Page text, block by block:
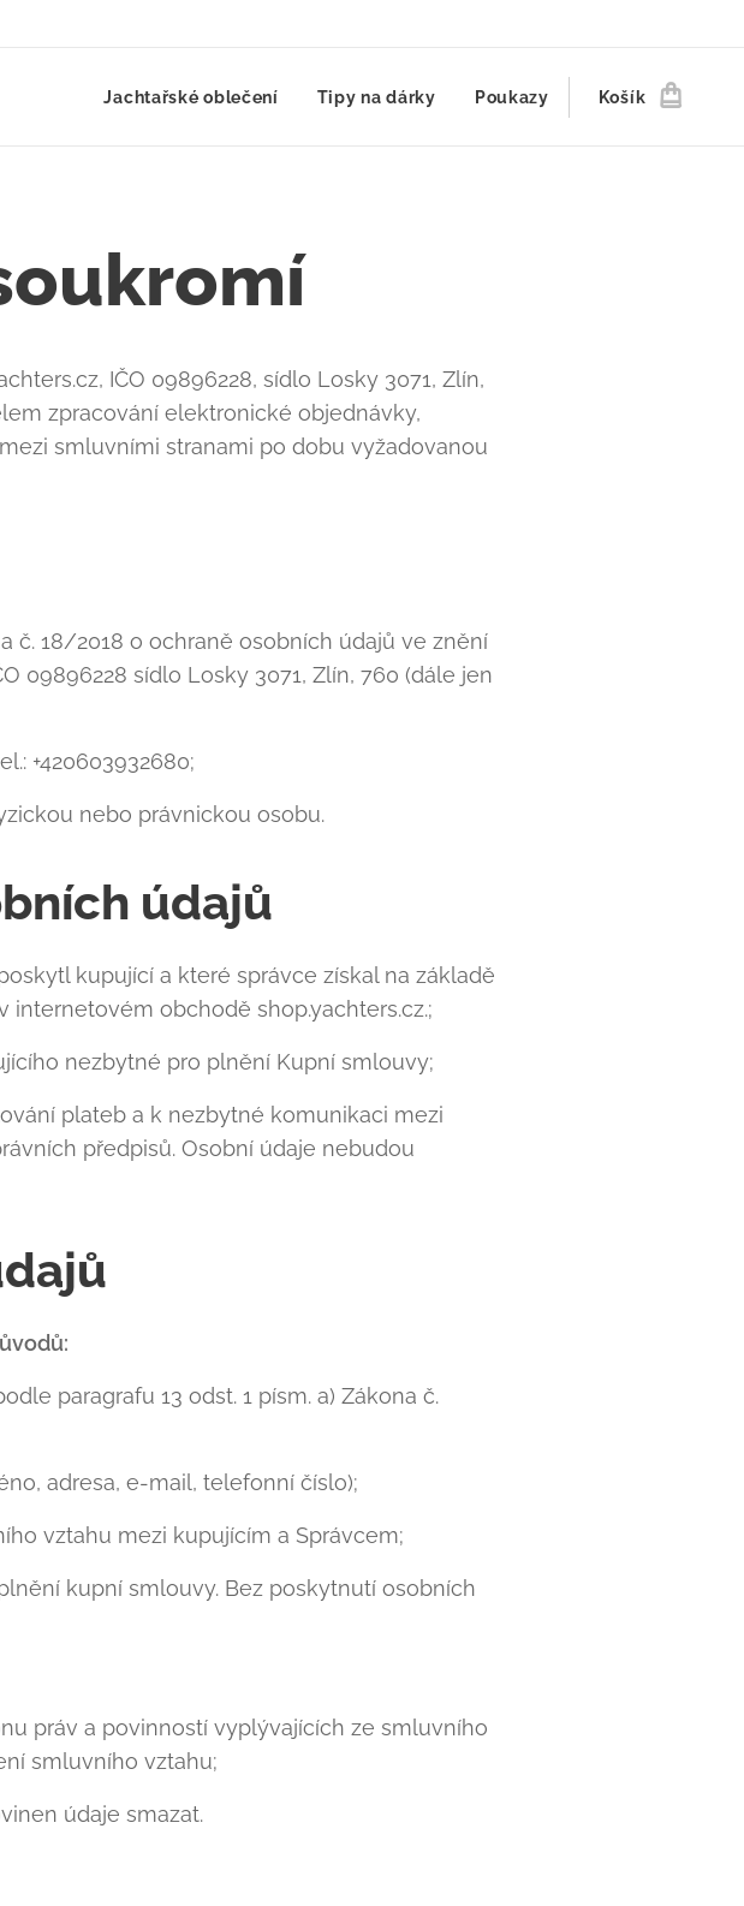
Jachtařské oblečení Tipy na dárky Poukazy Košík
IČO 09896228, sídlo Losky 3071, Zlín,
zpracování elektronické objednávky,
smluvními stranami po dobu vyžadovanou
č. 18/2018 o ochraně osobních údajů ve znění
09896228 sídlo Losky 3071, Zlín, 760 (dále jen
+420603932680;
nebo právnickou osobu.
údajů
kupující a které správce získal na základě
obchodě shop.yachters.cz.;
nezbytné pro plnění Kupní smlouvy;
plateb a k nezbytné komunikaci mezi
předpisů. Osobní údaje nebudou
paragrafu 13 odst. 1 písm. a) Zákona č.
adresa, e-mail, telefonní číslo);
vztahu mezi kupujícím a Správcem;
kupní smlouvy. Bez poskytnutí osobních
práv a povinností vyplývajících ze smluvního
smluvního vztahu;
údaje smazat.